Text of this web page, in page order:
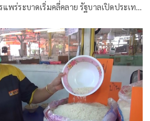
แพร่ระบาดเริ่มคลี่คลาย รัฐบาลเปิดประเทศ
ามลำดับ แต่สงครามที่เกิดขึ้นระหว่าง
บกลายเป็นปัจจัยที่กดเศรษฐกิจทั่วโลกที่
งมาอีก